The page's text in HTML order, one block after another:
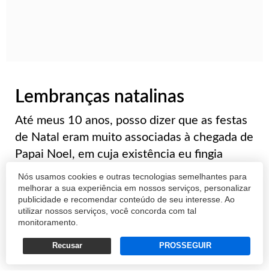
Nós usamos cookies e outras tecnologias semelhantes para
melhorar a sua experiência em nossos serviços, personalizar
publicidade e recomendar conteúdo de seu interesse. Ao
utilizar nossos serviços, você concorda com tal
monitoramento.
Recusar PROSSEGUIR
Lembranças natalinas
Até meus 10 anos, posso dizer que as festas
de Natal eram muito associadas à chegada de
Papai Noel, em cuja existência eu fingia
acreditar candidamente, mesmo depois que
as primeiras evidências já tinham desnudado
a crua realidade. Nessa idade, porta...
FERNANDO DOURADO FILHO
23/12/2016 14:20